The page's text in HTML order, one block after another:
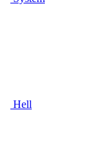
Hell